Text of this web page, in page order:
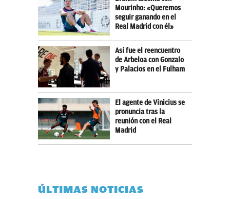
Mourinho: «Queremos
seguir ganando en el
Real Madrid con él»
Así fue el reencuentro
de Arbeloa con Gonzalo
y Palacios en el Fulham
El agente de Vinicius se
pronuncia tras la
reunión con el Real
Madrid
ÚLTIMAS NOTICIAS